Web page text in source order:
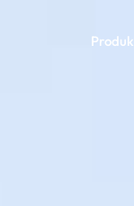
Produk